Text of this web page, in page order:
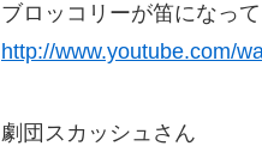
ブロッコリーが笛になって
http://www.youtube.com/
劇団スカッシュさん